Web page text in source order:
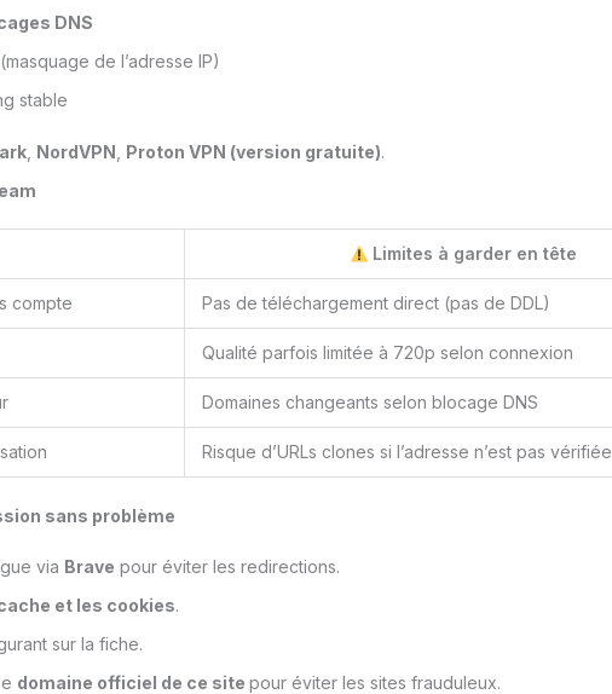
DNS
(masquage de l’adresse IP)
stable
, NordVPN Proton VPN (version gratuite).
Limites à garder en tête
compte Pas de téléchargement direct (pas de DDL)
Qualité parfois limitée à 720p selon connexion
Domaines changeants selon blocage DNS
Risque d’URLs clones si l’adresse n’est pas vérifiée
sans problème
via Brave pour éviter les redirections.
et les cookies.
sur la fiche.
domaine officiel de ce site pour éviter les sites frauduleux.